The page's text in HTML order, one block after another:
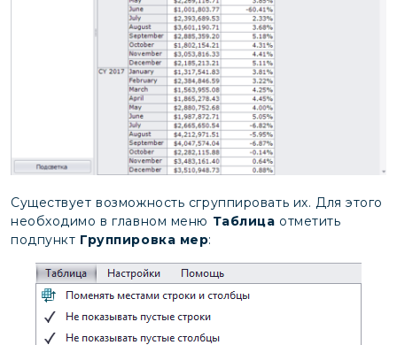
Существует возможность сгруппировать их. Для этого
необходимо в главном меню Таблица отметить
подпункт Группировка мер: